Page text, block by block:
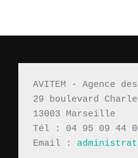
AVITEM - Agence
29 boulevard
13003 Marseille
Tél : 04 95 09 44
Email :